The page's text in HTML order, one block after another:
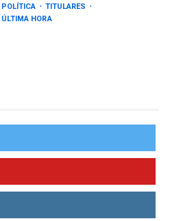
POLÍTICA
TITULARES
ÚLTIMA HORA
regional nos respaldaron
asegura Gustavo Duque
NACIONALES
TITULARES